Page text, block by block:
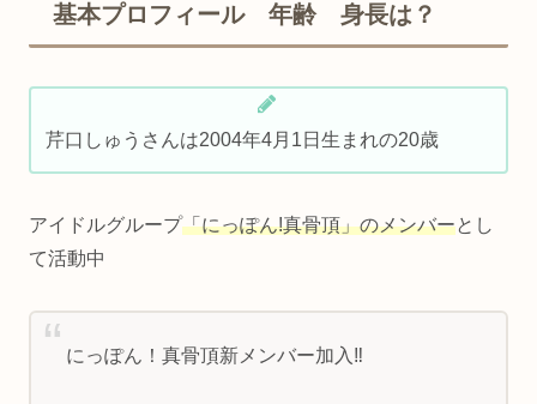
基本プロフィール 年齢 身長は？
芹口しゅうさんは2004年4月1日生まれの20歳
アイドルグループ「にっぽん!真骨頂」のメンバーとし
て活動中
にっぽん！真骨頂新メンバー加入‼️